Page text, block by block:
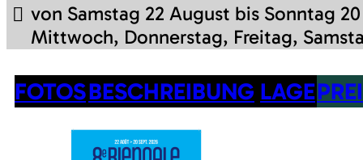
von Samstag 22 August bis Sonntag
Mittwoch, Donnerstag, Freitag,
FOTOSBESCHREIBUNG LAGE